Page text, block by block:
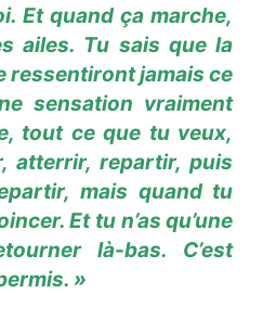
Et quand ça marche,
ailes. Tu sais que la
ressentiront jamais ce
sensation vraiment
tout ce que tu veux,
atterrir, repartir, puis
mais quand tu
Et tu n’as qu’une
là-bas. C’est
»